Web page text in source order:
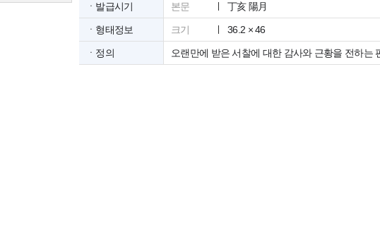
ㆍ발급시기 본문 丁亥 陽月
ㆍ형태정보 크기 36.2 × 46
ㆍ정의 오랜만에 받은 서찰에 대한 감사와 근황을 전하는